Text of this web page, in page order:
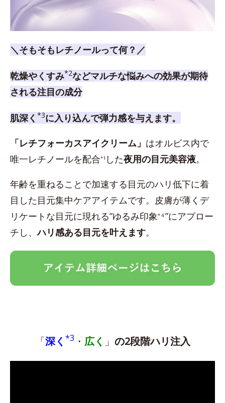
＼そもそもレチノールって何？／
乾燥やくすみ*2などマルチな悩みへの効果が期待
される注目の成分
肌深く *3に入り込んで弾力感を与えます。
「レチフォーカスアイクリーム」 はオルビス内で
唯一レチノールを配合*1 した夜用の目元美容液。
年齢を重ねることで加速する目元のハリ低下に着
目した目元集中ケアアイテムです。皮膚が薄くデ
リケートな目元に現れる”ゆるみ印象*４”にアプロー
チし、ハリ感ある目元を叶えます。
「深く *3 ・ 広く 」 の2段階ハリ注入